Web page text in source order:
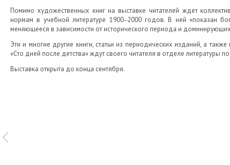
Помимо художественных книг на выставке читателей ждет
нормам в учебной литературе 1900‒2000 годов. В ней «показан
меняющееся в зависимости от исторического периода и
Эти и многие другие книги, статьи из периодических изданий, а
«Сто дней после детства» ждут своего читателя в отделе литературы по
Выставка открыта до конца сентября.